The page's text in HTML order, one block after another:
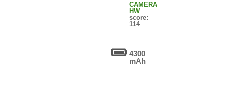
CAMERA
HW
score:
114
4300
mAh